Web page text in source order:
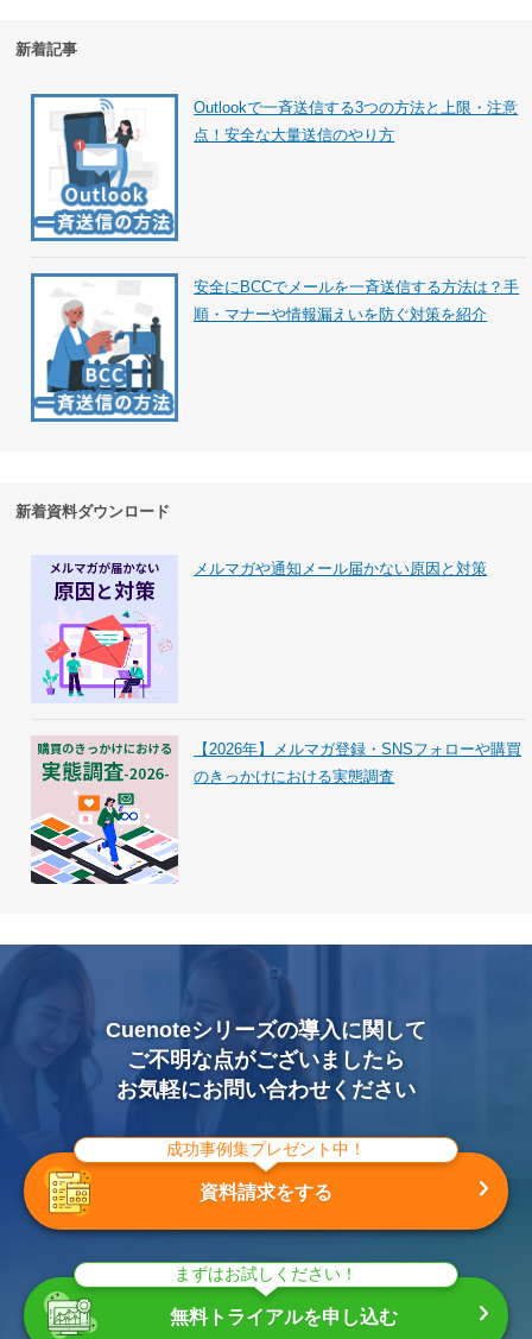
新着記事
Outlookで一斉送信する3つの方法と上限・注意
点！安全な大量送信のやり方
安全にBCCでメールを一斉送信する方法は？手
順・マナーや情報漏えいを防ぐ対策を紹介
新着資料ダウンロード
メルマガや通知メール届かない原因と対策
【2026年】メルマガ登録・SNSフォローや購買
のきっかけにおける実態調査
Cuenoteシリーズの導入に関して
ご不明な点がございましたら
お気軽にお問い合わせください
成功事例集プレゼント中！
資料請求をする
まずはお試しください！
無料トライアルを申し込む